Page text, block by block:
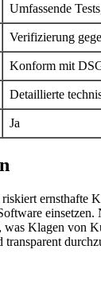
Umfassende
Verifizierung
Konform mit
Detaillierte
Ja
ernsthafte
Klagen von